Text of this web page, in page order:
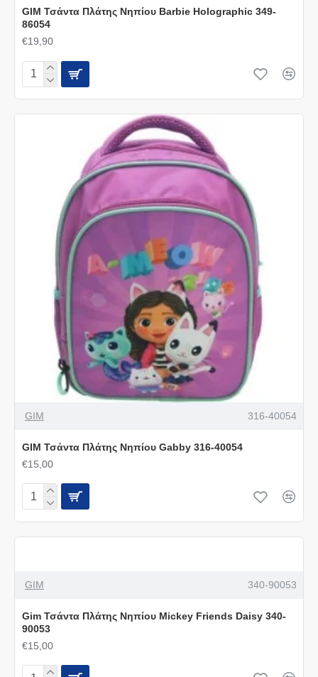
GIM Τσάντα Πλάτης Νηπίου Barbie Holographic 349-
86054
€19,90
GIM 316-40054
GIM Τσάντα Πλάτης Νηπίου Gabby 316-40054
€15,00
GIM 340-90053
Gim Τσάντα Πλάτης Νηπίου Mickey Friends Daisy 340-
90053
€15,00